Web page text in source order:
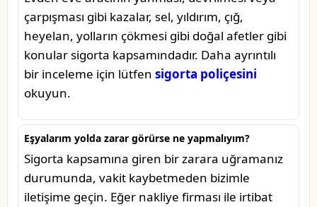
çarpışması gibi kazalar, sel, yıldırım, çığ,
heyelan, yolların çökmesi gibi doğal afetler gibi
konular sigorta kapsamındadır. Daha ayrıntılı
bir inceleme için lütfen sigorta poliçesini
okuyun.
Eşyalarım yolda zarar görürse ne yapmalıyım?
Sigorta kapsamına giren bir zarara uğramanız
durumunda, vakit kaybetmeden bizimle
iletişime geçin. Eğer nakliye firması ile irtibat